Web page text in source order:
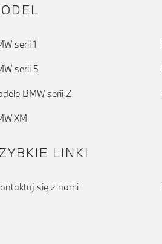
serii 1
serii 5
BMW serii Z
XM
LINKI
się z nami